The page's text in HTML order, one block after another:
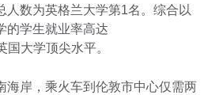
人数为英格兰大学第1名。综合以
的学生就业率高达
大学顶尖水平。
海岸，乘火车到伦敦市中心仅需两